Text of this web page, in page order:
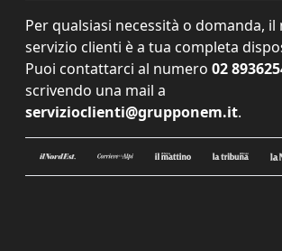
Per qualsiasi necessità o domanda, il
servizio clienti è a tua completa
Puoi contattarci al numero 02
scrivendo una mail a
servizioclienti@grupponem.it.